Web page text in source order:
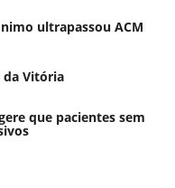
ultrapassou ACM
da Vitória
que pacientes sem